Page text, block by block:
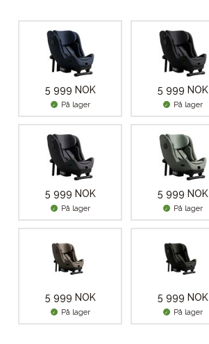
5 999 NOK
På lager
5 999 NOK
På lager
5 999 NOK
På lager
5 999 NOK
På lager
5 999 NOK
På lager
5 999 NOK
På lager